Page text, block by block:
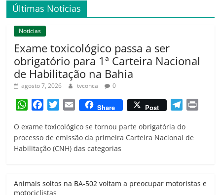
Últimas Notícias
Noticias
Exame toxicológico passa a ser
obrigatório para 1ª Carteira Nacional
de Habilitação na Bahia
agosto 7, 2026 tvconca 0
W
a
t
s
p
c
e
b
k
i
t
t
a
i
l
Share Post
l
e
m
O exame toxicológico se tornou parte obrigatória do
processo de emissão da primeira Carteira Nacional de
Habilitação (CNH) das categorias
Animais soltos na BA-502 voltam a preocupar motoristas e
motociclistas